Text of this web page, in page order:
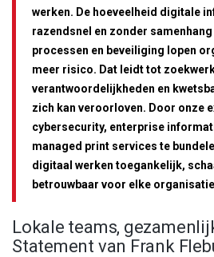
werken. De hoeveelheid digitale
razendsnel en zonder
processen en beveiliging lopen
meer risico. Dat leidt tot
verantwoordelijkheden en
zich kan veroorloven. Door onze
cybersecurity, enterprise
managed print services te
digitaal werken toegankelijk,
betrouwbaar voor elke
Lokale teams,
Statement van Frank